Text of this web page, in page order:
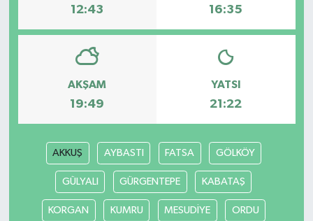
12:43 16:35
AKŞAM
19:49
YATSI
21:22
AKKUŞ AYBASTI FATSA GÖLKÖY
GÜLYALI GÜRGENTEPE KABATAŞ
KORGAN KUMRU MESUDİYE ORDU